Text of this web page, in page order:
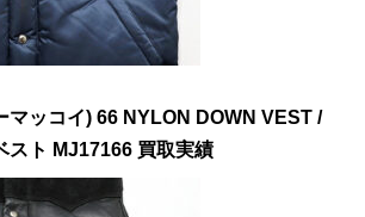
マッコイ) 66 NYLON DOWN VEST /
スト MJ17166 買取実績